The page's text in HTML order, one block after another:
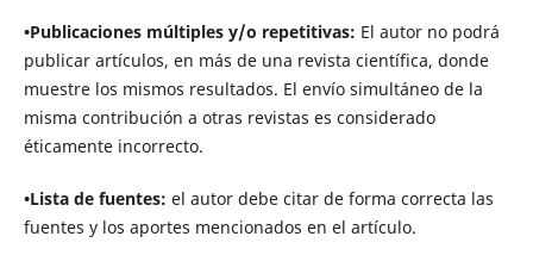
•Publicaciones múltiples y/o repetitivas: El autor no podrá
publicar artículos, en más de una revista científica, donde
muestre los mismos resultados. El envío simultáneo de la
misma contribución a otras revistas es considerado
éticamente incorrecto.
•Lista de fuentes: el autor debe citar de forma correcta las
fuentes y los aportes mencionados en el artículo.